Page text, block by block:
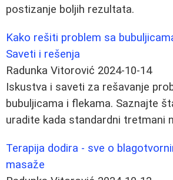
postizanje boljih rezultata.
Kako rešiti problem sa
Saveti i rešenja
Radunka Vitorović 2024-10-14
Iskustva i saveti za rešavanje
bubuljicama i flekama. Saznajte
uradite kada standardni tretmani
Terapija dodira - sve o
masaže